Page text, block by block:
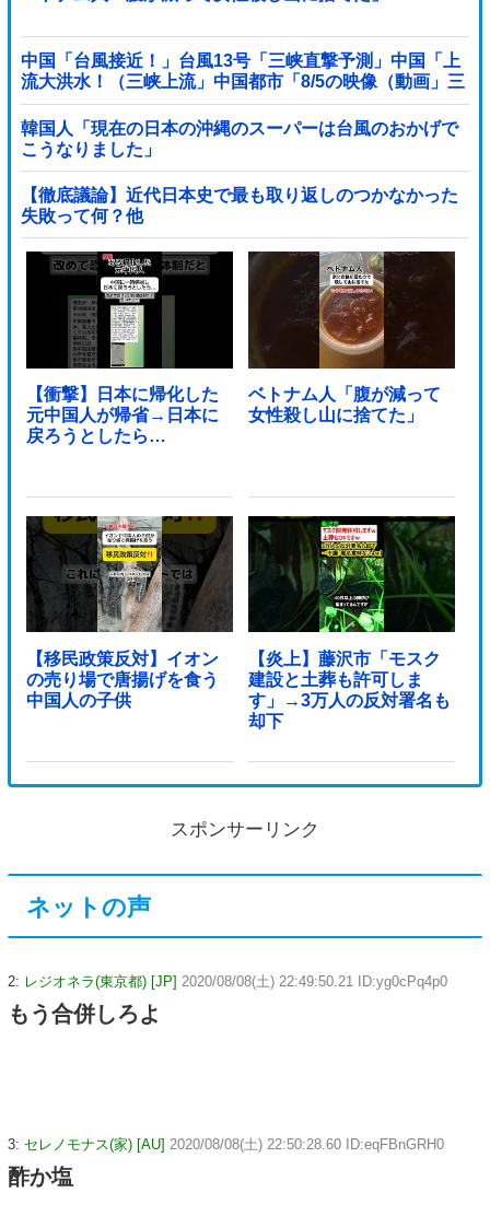
中国「台風接近！」台風13号「三峡直撃予測」中国「上
流大洪水！（三峡上流」中国都市「8/5の映像（動画」三
峡ダム「緊急放流（決壊危機」中国「下流大水害（震え
声」→
韓国人「現在の日本の沖縄のスーパーは台風のおかげで
こうなりました」
【徹底議論】近代日本史で最も取り返しのつかなかった
失敗って何？他
【衝撃】日本に帰化した
元中国人が帰省→日本に
戻ろうとしたら…
ベトナム人「腹が減って
女性殺し山に捨てた」
【移民政策反対】イオン
の売り場で唐揚げを食う
中国人の子供
【炎上】藤沢市「モスク
建設と土葬も許可しま
す」→3万人の反対署名も
却下
スポンサーリンク
ネットの声
2: レジオネラ(東京都) [JP] 2020/08/08(土) 22:49:50.21 ID:yg0cPq4p0
もう合併しろよ
3: セレノモナス(家) [AU] 2020/08/08(土) 22:50:28.60 ID:eqFBnGRH0
酢か塩